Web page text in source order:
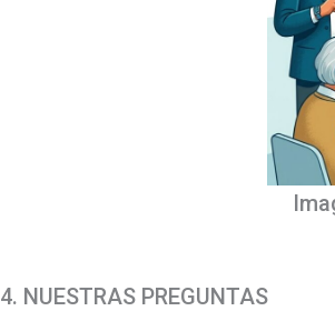
4. NUESTRAS PREGUNTAS